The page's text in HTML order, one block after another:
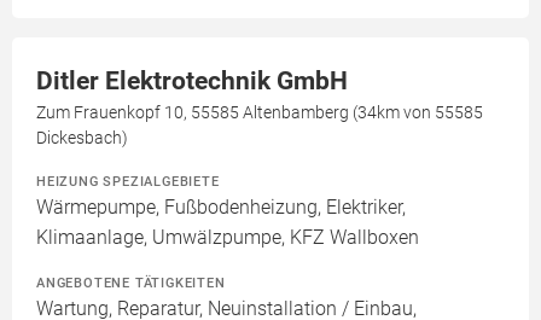
Ditler Elektrotechnik GmbH
Zum Frauenkopf 10, 55585 Altenbamberg (34km von 55585
Dickesbach)
HEIZUNG SPEZIALGEBIETE
Wärmepumpe, Fußbodenheizung, Elektriker,
Klimaanlage, Umwälzpumpe, KFZ Wallboxen
ANGEBOTENE TÄTIGKEITEN
Wartung, Reparatur, Neuinstallation / Einbau,